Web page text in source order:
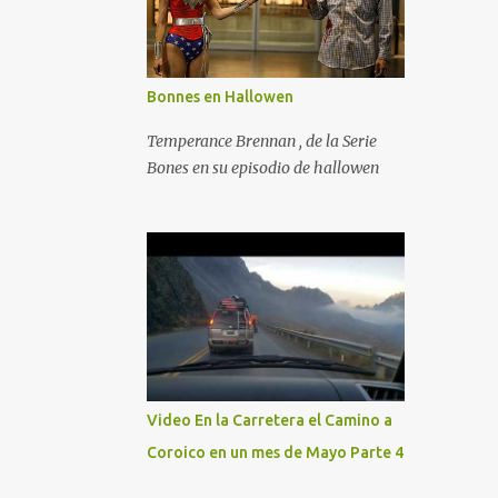
Bonnes en Hallowen
Temperance Brennan , de la Serie
Bones en su episodio de hallowen
Video En la Carretera el Camino a
Coroico en un mes de Mayo Parte 4